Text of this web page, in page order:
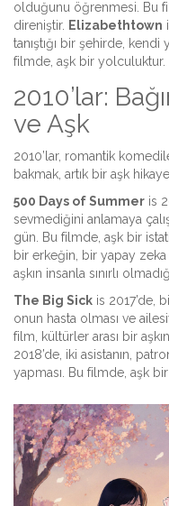
olduğunu öğrenmesi . Bu
direniştir. Elizabethtown
tanıştığı bir şehirde, kendi
filmde, aşk bir yolculuktur.
2010’lar:
ve Aşk
2010’lar, romantik
bakmak, artık bir aşk
500 Days of Summer is
sevmediğini anlamaya
gün . Bu filmde, aşk bir
bir erkeğin, bir yapay zeka
aşkın insanla sınırlı
The Big Sick is 2017’de,
onun hasta olması ve
film, kültürler arası bir
2018’de, iki asistanın,
yapması . Bu filmde, aşk